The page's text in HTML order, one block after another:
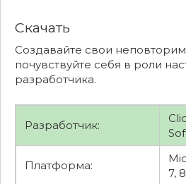
Скачать
Создавайте свои
почувствуйте себя в роли
разработчика.
Разработчик:
Платформа:
7,